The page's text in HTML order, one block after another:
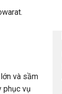
và sầm
phục vụ